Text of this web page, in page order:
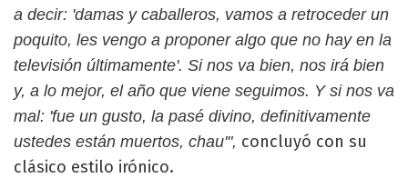
a decir: 'damas y caballeros, vamos a retroceder un
poquito, les vengo a proponer algo que no hay en la
televisión últimamente'. Si nos va bien, nos irá bien
y, a lo mejor, el año que viene seguimos. Y si nos va
mal: 'fue un gusto, la pasé divino, definitivamente
ustedes están muertos, chau'", concluyó con su
clásico estilo irónico.